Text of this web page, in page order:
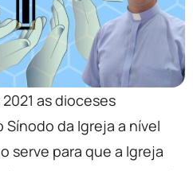
as dioceses
Sínodo da Igreja a nível
serve para que a Igreja